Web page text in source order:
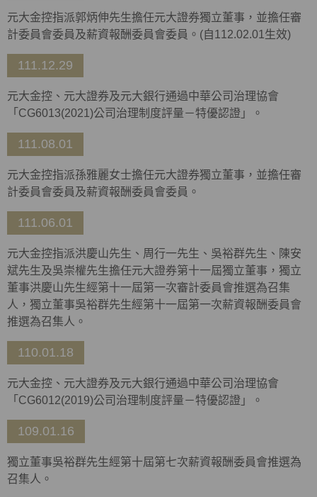
元大金控指派郭炳伸先生擔任元大證券獨立董事，並擔任審
計委員會委員及薪資報酬委員會委員。(自112.02.01生效)
111.12.29
元大金控、元大證券及元大銀行通過中華公司治理協會
「CG6013(2021)公司治理制度評量－特優認證」。
111.08.01
元大金控指派孫雅麗女士擔任元大證券獨立董事，並擔任審
計委員會委員及薪資報酬委員會委員。
111.06.01
元大金控指派洪慶山先生、周行一先生、吳裕群先生、陳安
斌先生及吳崇權先生擔任元大證券第十一屆獨立董事，獨立
董事洪慶山先生經第十一屆第一次審計委員會推選為召集
人，獨立董事吳裕群先生經第十一屆第一次薪資報酬委員會
推選為召集人。
110.01.18
元大金控、元大證券及元大銀行通過中華公司治理協會
「CG6012(2019)公司治理制度評量－特優認證」。
109.01.16
獨立董事吳裕群先生經第十屆第七次薪資報酬委員會推選為
召集人。